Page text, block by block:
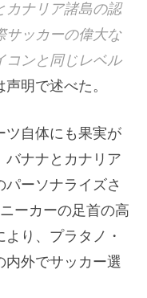
カナリア諸島の認
サッカーの偉大な
コンと同じレベル
声明で述べた。
ツ自体にも果実が
ナナとカナリア
ーソナライズさ
ーカーの足首の高
り、プラタノ・
外でサッカー選